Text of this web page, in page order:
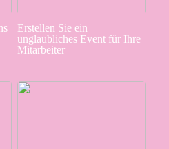
Erstellen Sie ein
unglaubliches Event für Ihre
Mitarbeiter